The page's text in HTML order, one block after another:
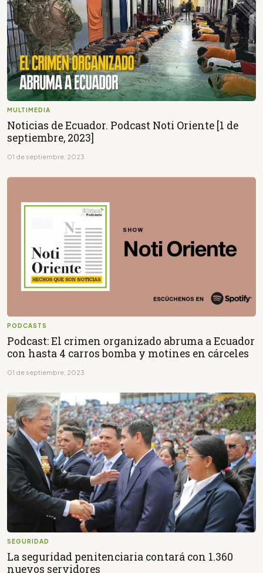
MULTIMEDIA
Noticias de Ecuador. Podcast Noti Oriente [1 de
septiembre, 2023]
01 de septiembre, 2023
PODCASTS
Podcast: El crimen organizado abruma a Ecuador
con hasta 4 carros bomba y motines en cárceles
01 de septiembre, 2023
SEGURIDAD
La seguridad penitenciaria contará con 1.360
nuevos servidores